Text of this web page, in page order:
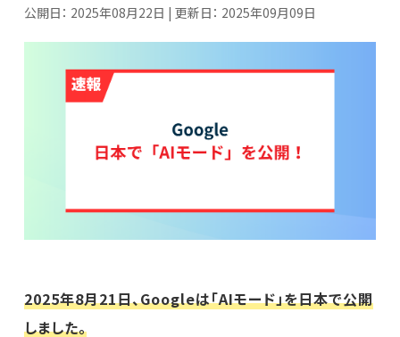
公開日： 2025年08月22日 | 更新日： 2025年09月09日
2025年8月21日、Googleは「AIモード」を日本で公開
しました。